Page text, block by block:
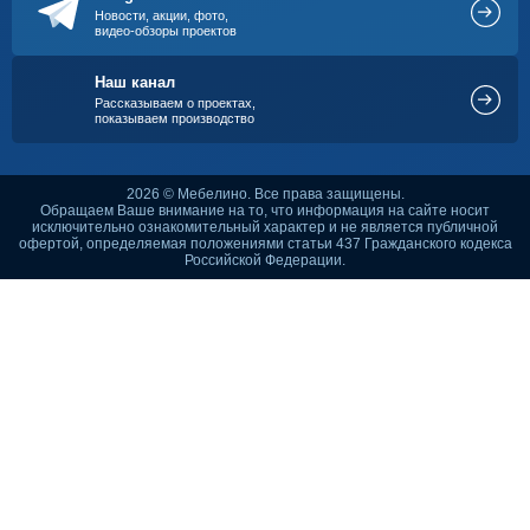
Новости, акции, фото,
видео-обзоры проектов
Наш канал
Рассказываем о проектах,
показываем производство
2026 © Мебелино. Все права защищены.
Обращаем Ваше внимание на то, что информация на сайте носит
исключительно ознакомительный характер и не является публичной
офертой, определяемая положениями статьи 437 Гражданского кодекса
Российской Федерации.